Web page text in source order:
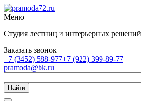
Меню
Студия лестниц и интерьерных решений
Заказать звонок
+7 (3452) 588-977+7 (922) 399-89-77
pramoda@bk.ru
Найти